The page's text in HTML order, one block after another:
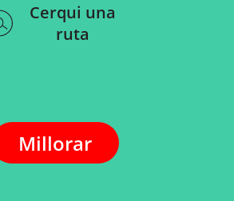
Cerqui una
ruta
Millorar